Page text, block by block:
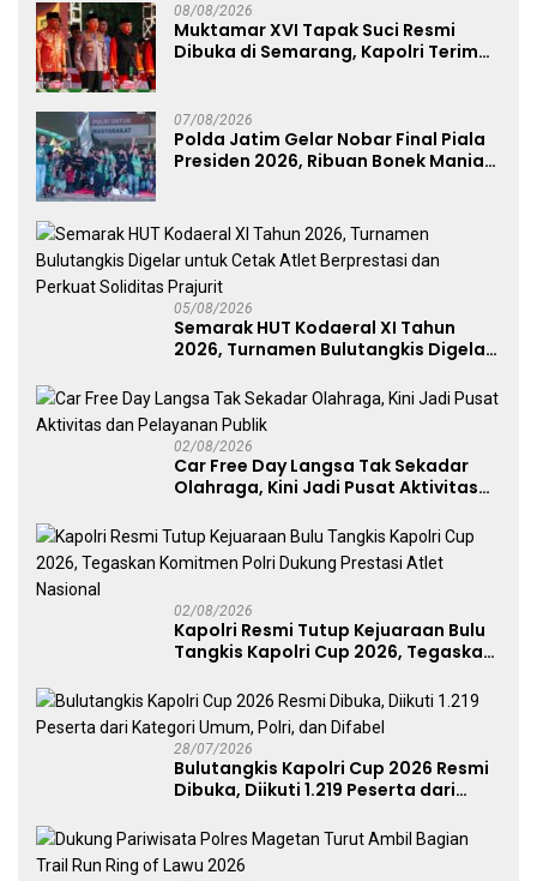
08/08/2026
Muktamar XVI Tapak Suci Resmi
Dibuka di Semarang, Kapolri Terima
07/08/2026
Polda Jatim Gelar Nobar Final Piala
Presiden 2026, Ribuan Bonek Mania
05/08/2026
Semarak HUT Kodaeral XI Tahun
2026, Turnamen Bulutangkis Digelar
Perkuat Soliditas Prajurit
02/08/2026
Car Free Day Langsa Tak Sekadar
Olahraga, Kini Jadi Pusat Aktivitas
02/08/2026
Kapolri Resmi Tutup Kejuaraan Bulu
Tangkis Kapolri Cup 2026, Tegaskan
Atlet Nasional
28/07/2026
Bulutangkis Kapolri Cup 2026 Resmi
Dibuka, Diikuti 1.219 Peserta dari